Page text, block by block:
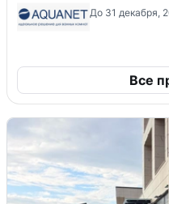
До 31 декабря,
Все